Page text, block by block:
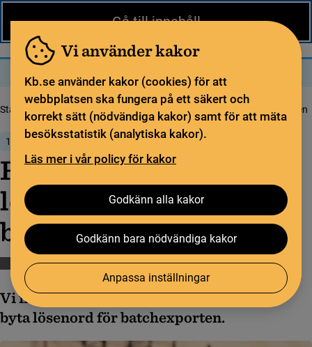
Gå till innehåll
Vi använder kakor
Kb.se använder kakor (cookies) för att
webbplatsen ska fungera på ett säkert och
korrekt sätt (nödvändiga kakor) samt för att mäta
besöksstatistik (analytiska kakor).
Läs mer i vår policy för kakor
Godkänn alla kakor
Godkänn bara nödvändiga kakor
Anpassa inställningar
Startsida Nytt från KB Rekommendation: byt lösenord för batchexporten
15 juni 2026
Rekommendation: byt
lösenord för
batchexporten
Libris
Vi informerar om en rekommendation att
byta lösenord för batchexporten.